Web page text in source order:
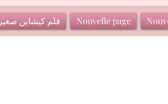
قلم كيشاين صغير Nouvelle page